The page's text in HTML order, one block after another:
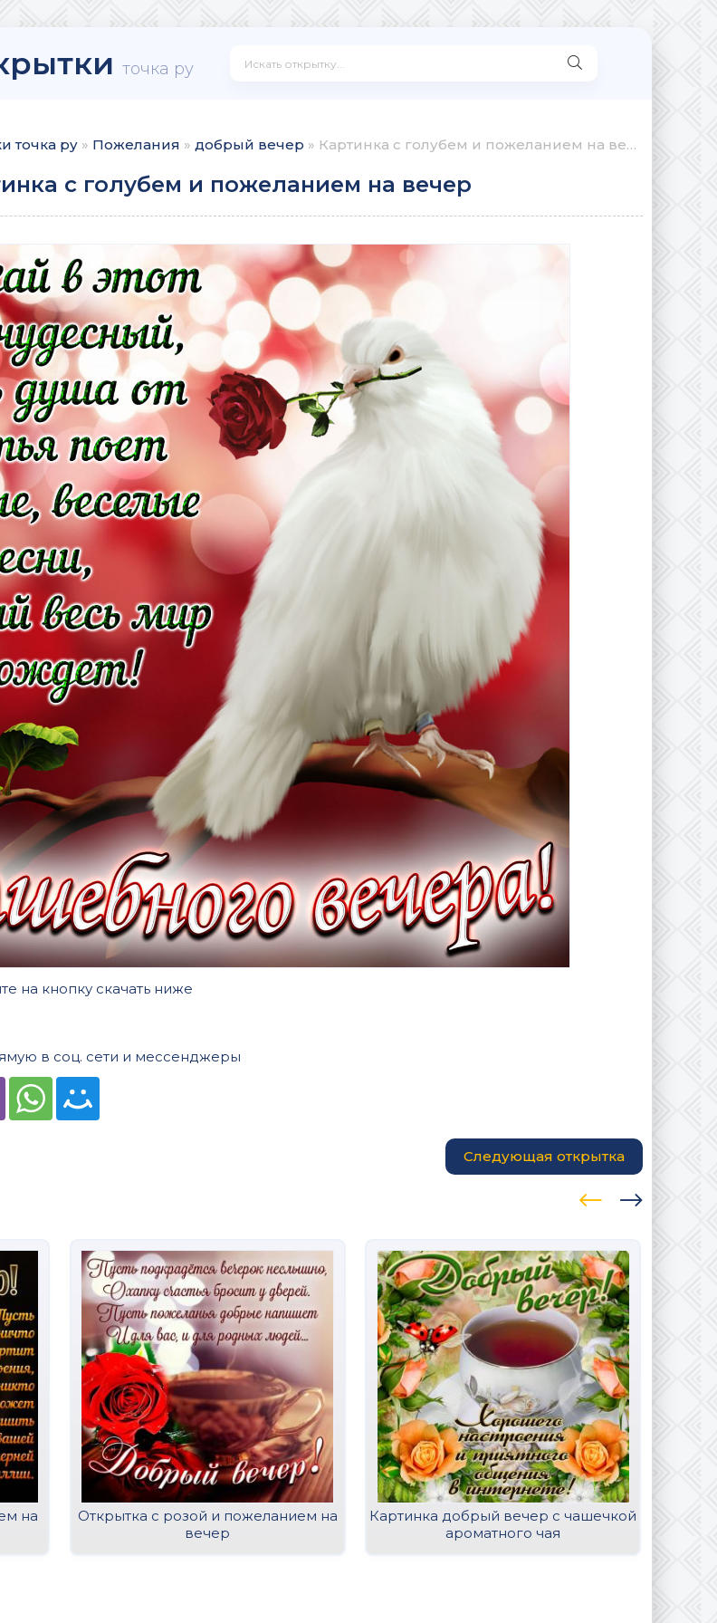
точка ру
точка ру » Пожелания » добрый вечер » Картинка с голубем и пожеланием на вечер
с голубем и пожеланием на вечер
на кнопку скачать ниже
в соц. сети и мессенджеры
Следующая открытка
на
Открытка с розой и пожеланием на
вечер
Картинка добрый вечер с чашечкой
ароматного чая